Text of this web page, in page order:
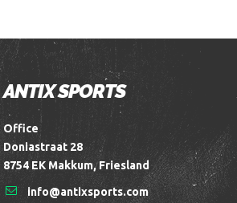
ANTIX SPORTS
Office
Doniastraat 28
8754 EK Makkum, Friesland
info@antixsports.com